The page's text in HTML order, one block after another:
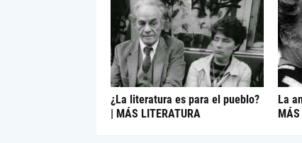
¿La literatura es para el pueblo?
| MÁS LITERATURA
La
MÁS